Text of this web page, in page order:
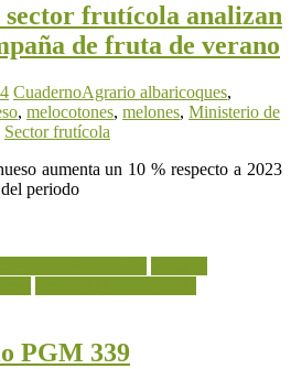
frutícola analizan
de fruta de verano
CuadernoAgrario albaricoques,
, melocotones, melones, Ministerio de
Sector frutícola
aumenta un 10 % respecto a 2023
periodo
PGM 339